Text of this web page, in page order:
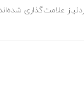
علامت‌گذاری